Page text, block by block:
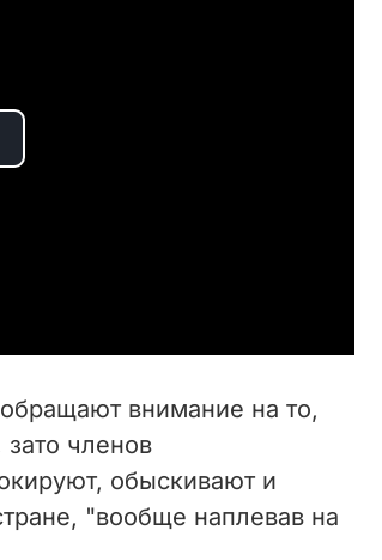
внимание на то,
членов
обыскивают и
"вообще наплевав на